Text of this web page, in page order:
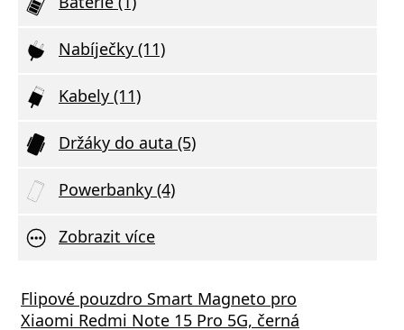
Nabíječky (11)
Kabely (11)
Držáky do auta (5)
Powerbanky (4)
Zobrazit více
Flipové pouzdro Smart Magneto pro
Xiaomi Redmi Note 15 Pro 5G, černá